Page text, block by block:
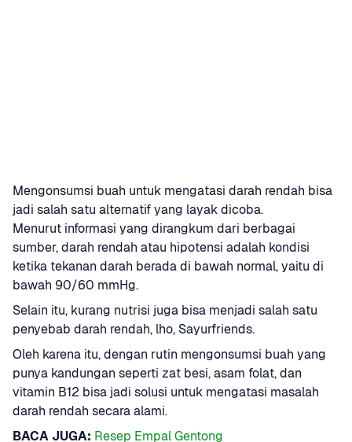
Mengonsumsi buah untuk mengatasi darah rendah bisa
jadi salah satu alternatif yang layak dicoba.
Menurut informasi yang dirangkum dari berbagai
sumber, darah rendah atau hipotensi adalah kondisi
ketika tekanan darah berada di bawah normal, yaitu di
bawah 90/60 mmHg.
Selain itu, kurang nutrisi juga bisa menjadi salah satu
penyebab darah rendah, lho, Sayurfriends.
Oleh karena itu, dengan rutin mengonsumsi buah yang
punya kandungan seperti zat besi, asam folat, dan
vitamin B12 bisa jadi solusi untuk mengatasi masalah
darah rendah secara alami.
BACA JUGA: Resep Empal Gentong